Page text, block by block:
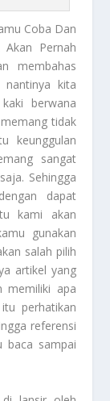
Coba Dan
Pernah
membahas
nantinya kita
berwana
tidak
keunggulan
sangat
Sehingga
dapat
kami akan
gunakan
salah pilih
artikel yang
memiliki apa
perhatikan
referensi
baca sampai